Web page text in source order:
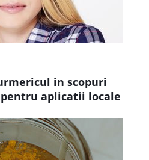
in scopuri
aplicatii locale